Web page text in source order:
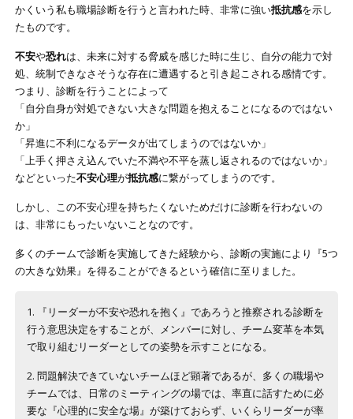
かくいう私も職場診断を行うと言われた時、非常に強い抵抗感を示し
たものです。
不安や恐れは、未来に対する脅威を感じた時に生じ、自分の能力で対
処、統制できなさそうな存在に遭遇すると引き起こされる感情です。
つまり、診断を行うことによって
「自分自身が対処できない大きな問題を抱えることになるのではない
か」
「昇進に不利になるデータが出てしまうのではないか」
「上手く押さえ込んでいた不満や不平を蒸し返されるのではないか」
などといった不安心理が抵抗感に繋がってしまうのです。
しかし、この不安心理を持ちたくないためだけに診断を行わないの
は、非常にもったいないことなのです。
多くのチームで診断を実施してきた経験から、診断の実施により『5つ
の大きな効果』を得ることができるという確信に至りました。
1. 『リーダーが不安や恐れを抱く』であろうと推察される診断を
行う意思決定をすることが、メンバーに対し、チーム変革を本気
で取り組むリーダーとしての姿勢を示すことになる。
2. 問題解決できていないチームほど顕著であるが、多くの職場や
チームでは、日常のミーティングの場では、率直に話すために必
要な『心理的に安全な場』が築けておらず、いくらリーダーが率